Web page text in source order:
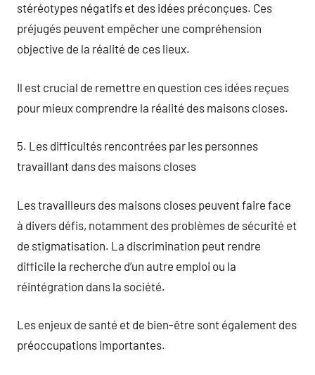
stéréotypes négatifs et des idées préconçues. Ces
préjugés peuvent empêcher une compréhension
objective de la réalité de ces lieux.
Il est crucial de remettre en question ces idées reçues
pour mieux comprendre la réalité des maisons closes.
5. Les difficultés rencontrées par les personnes
travaillant dans des maisons closes
Les travailleurs des maisons closes peuvent faire face
à divers défis, notamment des problèmes de sécurité et
de stigmatisation. La discrimination peut rendre
difficile la recherche d’un autre emploi ou la
réintégration dans la société.
Les enjeux de santé et de bien-être sont également des
préoccupations importantes.